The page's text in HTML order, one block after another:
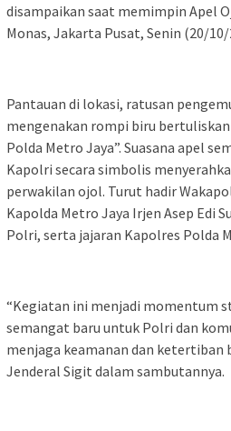
disampaikan saat memimpin Apel
Monas, Jakarta Pusat, Senin (20/10/
Pantauan di lokasi, ratusan
mengenakan rompi biru
Polda Metro Jaya”. Suasana apel
Kapolri secara simbolis
perwakilan ojol. Turut hadir
Kapolda Metro Jaya Irjen Asep Edi
Polri, serta jajaran Kapolres Polda
“Kegiatan ini menjadi momentum
semangat baru untuk Polri dan
menjaga keamanan dan ketertiban
Jenderal Sigit dalam sambutannya.